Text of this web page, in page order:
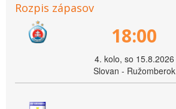
Rozpis zápasov
18:00
4. kolo, so 15.8.2026
Slovan - Ružomberok